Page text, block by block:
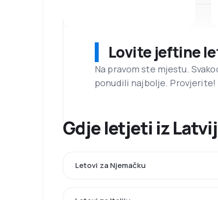
Lovite jeftine
Na pravom ste mjestu.
ponudili najbolje. Provjerite!
Gdje letjeti iz
Letovi za Njemačku